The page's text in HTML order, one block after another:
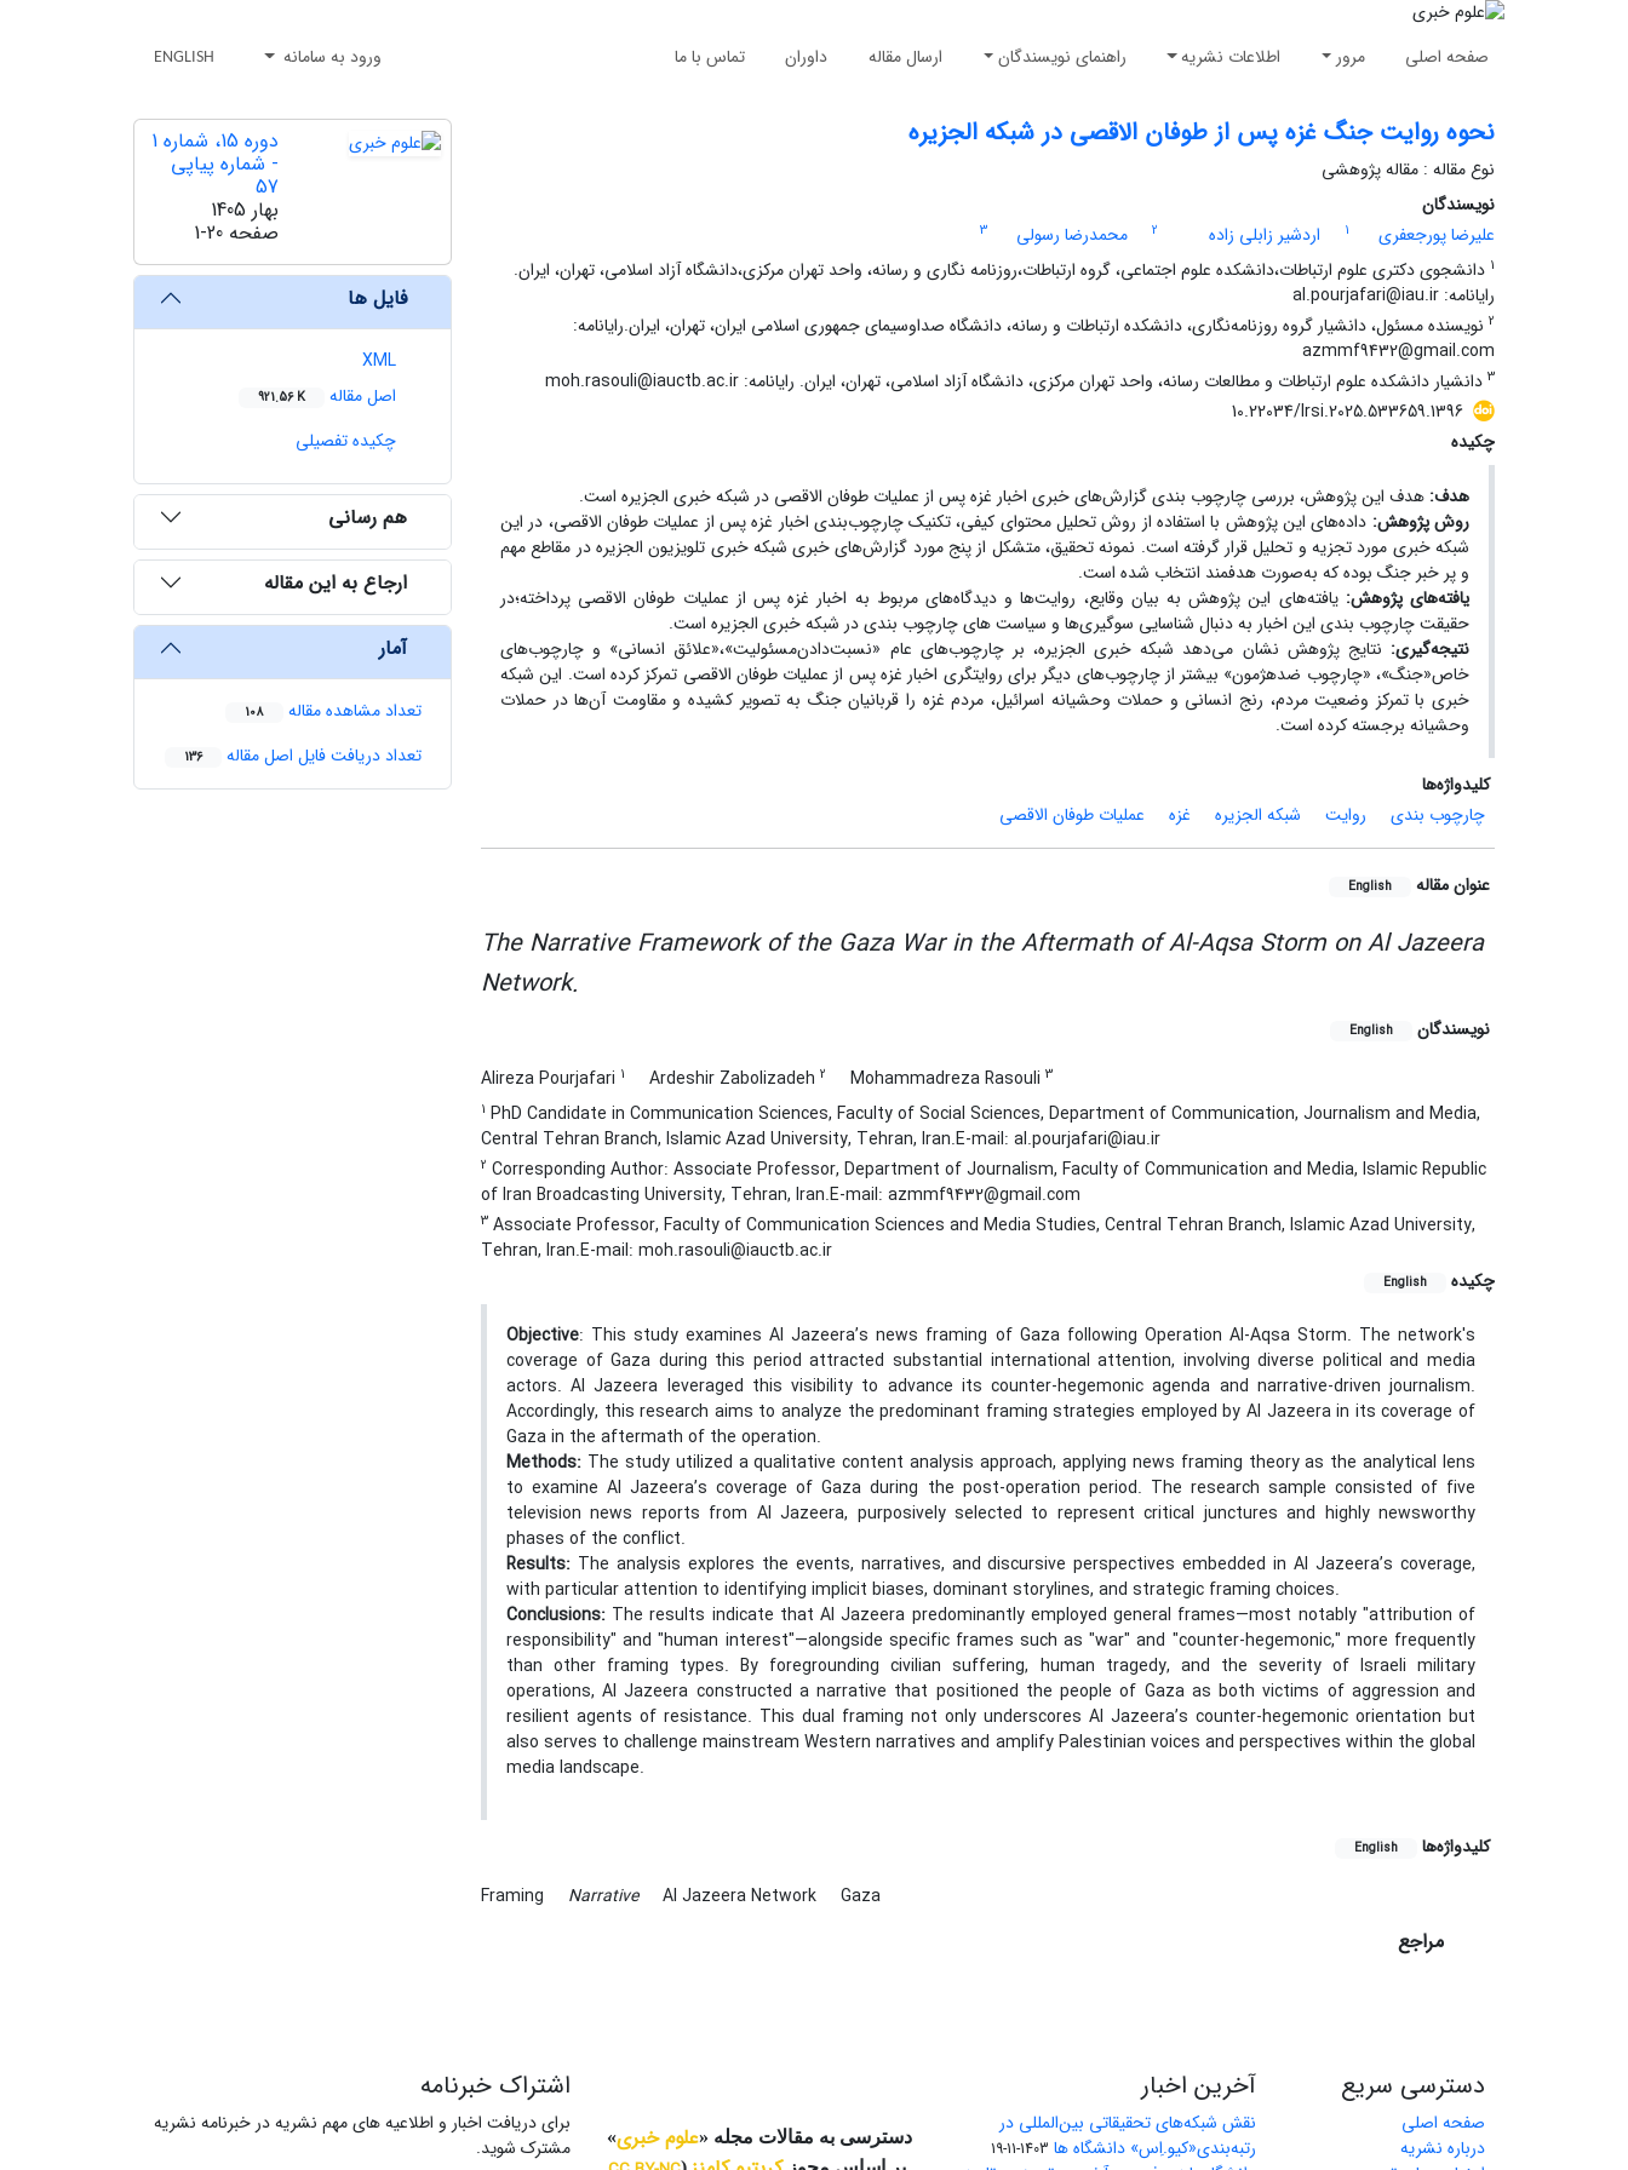
صفحه اصلی مرور اطلاعات نشریه راهنمای نویسندگان ارسال مقاله داوران تماس با ما ورود به سامانه ENGLISH
نحوه روایت جنگ غزه پس از طوفان الاقصی در شبکه الجزیره
نوع مقاله : مقاله پژوهشی
نویسندگان
علیرضا پورجعفری
1 اردشیر زابلی زاده 2 محمدرضا رسولی
3
1 دانشجوی دکتری علوم ارتباطات،دانشکده علوم اجتماعی، گروه ارتباطات،روزنامه نگاری و رسانه، واحد تهران مرکزی،دانشگاه آزاد اسلامی، تهران، ایران.
رایانامه: al.pourjafari@iau.ir
2 نویسنده مسئول، دانشیار گروه روزنامه‌نگاری، دانشکده ارتباطات و رسانه، دانشگاه صداوسیمای جمهوری اسلامی ایران، تهران، ایران.رایانامه:
azmmf9432@gmail.com
3 دانشیار دانشکده علوم ارتباطات و مطالعات رسانه، واحد تهران مرکزی، دانشگاه آزاد اسلامی، تهران، ایران. رایانامه: moh.rasouli@iauctb.ac.ir
10.22034/lrsi.2025.533659.1396
چکیده
هدف: هدف این پژوهش، بررسی چارچوب بندی گزارش‌های خبری اخبار غزه پس از عملیات طوفان الاقصی در شبکه خبری الجزیره است.
روش پژوهش: داده‌های این پژوهش با استفاده از روش تحلیل محتوای کیفی، تکنیک چارچوب‌بندی اخبار غزه پس از عملیات طوفان الاقصی، در این
شبکه خبری مورد تجزیه و تحلیل قرار گرفته است. نمونه تحقیق، متشکل از پنج مورد گزارش‌های خبری شبکه خبری تلویزیون الجزیره در مقاطع مهم
و پر خبر جنگ بودهکه به‌صورت هدفمند انتخاب شده است.
یافته‌های پژوهش:یافته‌های این پژوهش به بیان وقایع، روایت‌ها و دیدگاه‌های مربوط به اخبار غزه پس از عملیات طوفان الاقصی پرداخته؛در
حقیقت چارچوب بندی این اخبار به دنبال شناسایی سوگیری‌ها و سیاست ‌های چارچوب بندی در شبکه خبری الجزیره است.
نتیجه‌گیری: نتایج پژوهش نشان می‌دهد شبکه خبری الجزیره، بر چارچوب‌های عام «نسبت‌دادن‌مسئولیت»،«علائق انسانی» و چارچوب‌های
خاص«جنگ»، «چارچوب ضدهژمون» بیشتر از چارچوب‌های دیگر برای روایتگری اخبار غزه پس از عملیات طوفان الاقصی تمرکز کرده است. این شبکه
خبری با تمرکز وضعیت مردم، رنج انسانی و حملات وحشیانه اسرائیل، مردم غزه را قربانیان جنگ به تصویر کشیده و مقاومت آن‌ها در حملات
وحشیانه برجسته کرده است.
کلیدواژه‌ها
چارچوب بندی
روایت شبکه الجزیره غزه عملیات طوفان الاقصی
عنوان مقاله English
The Narrative Framework of the Gaza War in the Aftermath of Al-Aqsa Storm on Al Jazeera
Network.
نویسندگان English
Alireza Pourjafari 1 Ardeshir Zabolizadeh 2 Mohammadreza Rasouli 3
1 PhD Candidate in Communication Sciences, Faculty of Social Sciences, Department of Communication, Journalism and Media,
Central Tehran Branch, Islamic Azad University, Tehran, Iran.E-mail: al.pourjafari@iau.ir
2 Corresponding Author: Associate Professor, Department of Journalism, Faculty of Communication and Media, Islamic Republic
of Iran Broadcasting University, Tehran, Iran.E-mail: azmmf9432@gmail.com
3 Associate Professor, Faculty of Communication Sciences and Media Studies, Central Tehran Branch, Islamic Azad University,
Tehran, Iran.E-mail: moh.rasouli@iauctb.ac.ir
چکیده
English
Objective: This study examines Al Jazeera’s news framing of Gaza following Operation Al-Aqsa Storm. The network's
coverage of Gaza during this period attracted substantial international attention, involving diverse political and media
actors. Al Jazeera leveraged this visibility to advance its counter-hegemonic agenda and narrative-driven journalism.
Accordingly, this research aims to analyze the predominant framing strategies employed by Al Jazeera in its coverage of
Gaza in the aftermath of the operation.
Methods: The study utilized a qualitative content analysis approach, applying news framing theory as the analytical lens
to examine Al Jazeera’s coverage of Gaza during the post-operation period. The research sample consisted of five
television news reports from Al Jazeera, purposively selected to represent critical junctures and highly newsworthy
phases of the conflict.
Results: The analysis explores the events, narratives, and discursive perspectives embedded in Al Jazeera’s coverage,
with particular attention to identifying implicit biases, dominant storylines, and strategic framing choices.
Conclusions: The results indicate that Al Jazeera predominantly employed general frames—most notably "attribution of
responsibility" and "human interest"—alongside specific frames such as "war" and "counter-hegemonic," more frequently
than other framing types. By foregrounding civilian suffering, human tragedy, and the severity of Israeli military
operations, Al Jazeera constructed a narrative that positioned the people of Gaza as both victims of aggression and
resilient agents of resistance. This dual framing not only underscores Al Jazeera’s counter-hegemonic orientation but
also serves to challenge mainstream Western narratives and amplify Palestinian voices and perspectives within the global
media landscape.
کلیدواژه‌ها English
Framing Narrative Al Jazeera Network Gaza
مراجع
دوره 15، شماره 1
- شماره پیاپی
57
بهار 1405
صفحه1-20
فایل ها
XML
اصل مقاله
921.56 K
چکیده تفصیلی
هم رسانی
ارجاع به این مقاله
آمار
تعداد مشاهده مقاله 108
تعداد دریافت فایل اصل مقاله 136
دسترسی سریع
صفحه اصلی
درباره نشریه
آخرین اخبار
نقش شبکه‌های تحقیقاتی بین‌المللی در
رتبه‌بندی«کیو.اِس» دانشگاه ها 1403-11-19
دسترسی به مقالات مجله «علوم خبری»
اشتراک خبرنامه
برای دریافت اخبار و اطلاعیه های مهم نشریه در خبرنامه نشریه
مشترک شوید.